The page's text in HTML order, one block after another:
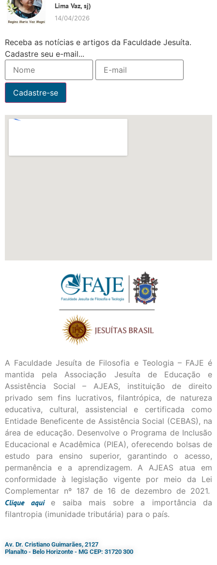
Lima Vaz, sj)
14/04/2026
Receba as notícias e artigos da Faculdade Jesuíta.
Cadastre seu e-mail...
A Faculdade Jesuíta de Filosofia e Teologia – FAJE é
mantida pela Associação Jesuíta de Educação e
Assistência Social – AJEAS, instituição de direito
privado sem fins lucrativos, filantrópica, de natureza
educativa, cultural, assistencial e certificada como
Entidade Beneficente de Assistência Social (CEBAS), na
área de educação. Desenvolve o Programa de Inclusão
Educacional e Acadêmica (PIEA), oferecendo bolsas de
estudo para ensino superior, garantindo o acesso,
permanência e a aprendizagem. A AJEAS atua em
conformidade à legislação vigente por meio da Lei
Complementar nº 187 de 16 de dezembro de 2021.
Cliqueaqui
e saiba mais sobre a importância da
filantropia (imunidade tributária) para o país.
Av. Dr. Cristiano Guimarães, 2127
Planalto - Belo Horizonte - MG CEP: 31720 300